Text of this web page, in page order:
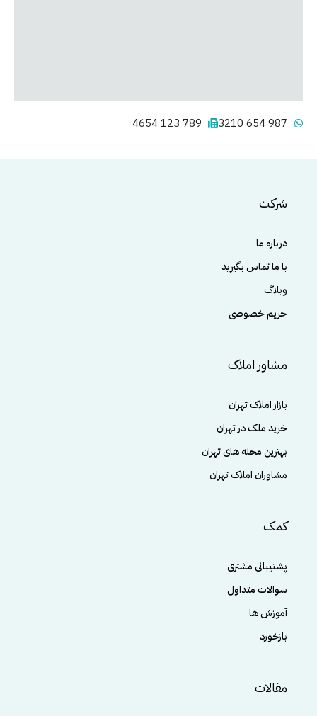
987 654 3210
789 123 4654
شرکت
درباره ما
با ما تماس بگیرید
وبلاگ
حریم خصوصی
مشاور املاک
بازار املاک تهران
خرید ملک در تهران
بهترین محله های تهران
مشاوران املاک تهران
کمک
پشتیبانی مشتری
سوالات متداول
آموزش ها
بازخورد
مقالات